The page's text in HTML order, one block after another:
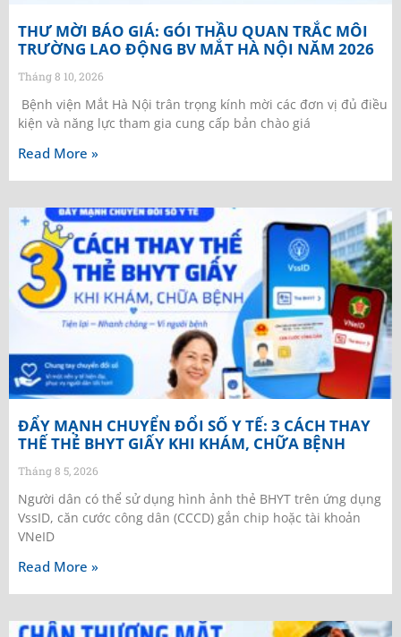
THƯ MỜI BÁO GIÁ: GÓI THẦU QUAN TRẮC MÔI
TRƯỜNG LAO ĐỘNG BV MẮT HÀ NỘI NĂM 2026
Tháng 8 10, 2026
Bệnh viện Mắt Hà Nội trân trọng kính mời các đơn vị đủ điều
kiện và năng lực tham gia cung cấp bản chào giá
Read More »
ĐẨY MẠNH CHUYỂN ĐỔI SỐ Y TẾ: 3 CÁCH THAY
THẾ THẺ BHYT GIẤY KHI KHÁM, CHỮA BỆNH
Tháng 8 5, 2026
Người dân có thể sử dụng hình ảnh thẻ BHYT trên ứng dụng
VssID, căn cước công dân (CCCD) gắn chip hoặc tài khoản
VNeID
Read More »